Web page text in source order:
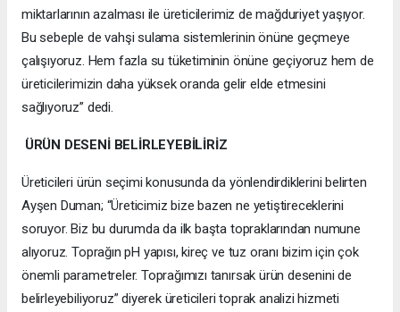
miktarlarının azalması ile üreticilerimiz de mağduriyet yaşıyor.
Bu sebeple de vahşi sulama sistemlerinin önüne geçmeye
çalışıyoruz. Hem fazla su tüketiminin önüne geçiyoruz hem de
üreticilerimizin daha yüksek oranda gelir elde etmesini
sağlıyoruz” dedi.
ÜRÜN DESENİ BELİRLEYEBİLİRİZ
Üreticileri ürün seçimi konusunda da yönlendirdiklerini belirten
Ayşen Duman; “Üreticimiz bize bazen ne yetiştireceklerini
soruyor. Biz bu durumda da ilk başta topraklarından numune
alıyoruz. Toprağın pH yapısı, kireç ve tuz oranı bizim için çok
önemli parametreler. Toprağımızı tanırsak ürün desenini de
belirleyebiliyoruz” diyerek üreticileri toprak analizi hizmeti